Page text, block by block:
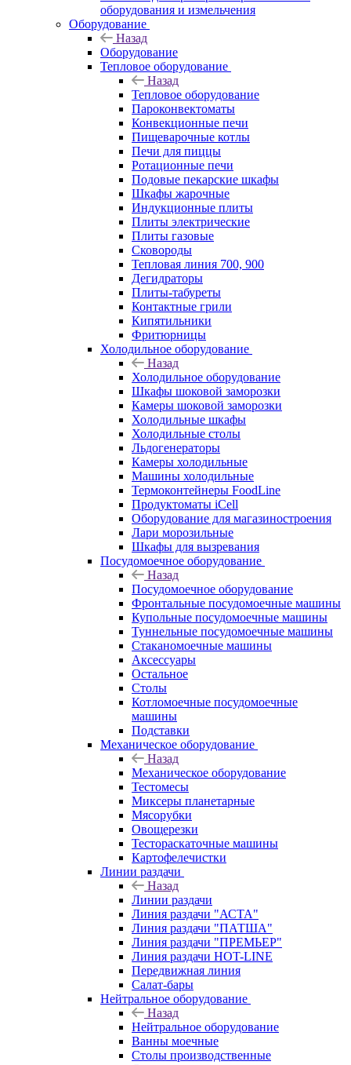
оборудования и измельчения
Оборудование
Назад
Оборудование
Тепловое оборудование
Назад
Тепловое оборудование
Пароконвектоматы
Конвекционные печи
Пищеварочные котлы
Печи для пиццы
Ротационные печи
Подовые пекарские шкафы
Шкафы жарочные
Индукционные плиты
Плиты электрические
Плиты газовые
Сковороды
Тепловая линия 700, 900
Дегидраторы
Плиты-табуреты
Контактные грили
Кипятильники
Фритюрницы
Холодильное оборудование
Назад
Холодильное оборудование
Шкафы шоковой заморозки
Камеры шоковой заморозки
Холодильные шкафы
Холодильные столы
Льдогенераторы
Камеры холодильные
Машины холодильные
Термоконтейнеры FoodLine
Продуктоматы iCell
Оборудование для магазиностроения
Лари морозильные
Шкафы для вызревания
Посудомоечное оборудование
Назад
Посудомоечное оборудование
Фронтальные посудомоечные машины
Купольные посудомоечные машины
Туннельные посудомоечные машины
Стаканомоечные машины
Аксессуары
Остальное
Столы
Котломоечные посудомоечные
машины
Подставки
Механическое оборудование
Назад
Механическое оборудование
Тестомесы
Миксеры планетарные
Мясорубки
Овощерезки
Тестораскаточные машины
Картофелечистки
Линии раздачи
Назад
Линии раздачи
Линия раздачи "АСТА"
Линия раздачи "ПАТША"
Линия раздачи "ПРЕМЬЕР"
Линия раздачи HOT-LINE
Передвижная линия
Салат-бары
Нейтральное оборудование
Назад
Нейтральное оборудование
Ванны моечные
Столы производственные